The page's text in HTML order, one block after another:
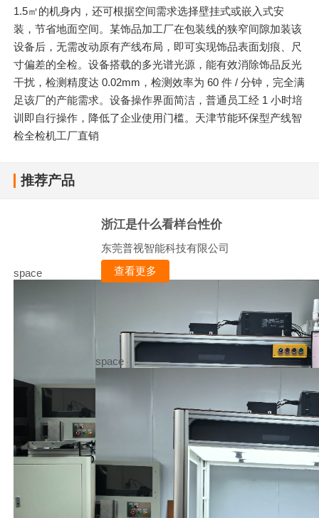
1.5㎡的机身内，还可根据空间需求选择壁挂式或嵌入式安
装，节省地面空间。某饰品加工厂在包装线的狭窄间隙加装该
设备后，无需改动原有产线布局，即可实现饰品表面划痕、尺
寸偏差的全检。设备搭载的多光谱光源，能有效消除饰品反光
干扰，检测精度达 0.02mm，检测效率为 60 件 / 分钟，完全满
足该厂的产能需求。设备操作界面简洁，普通员工经 1 小时培
训即自行操作，降低了企业使用门槛。天津节能环保型产线智
检全检机工厂直销
推荐产品
space
浙江是什么看样台性价
东莞普视智能科技有限公司
查看更多
space